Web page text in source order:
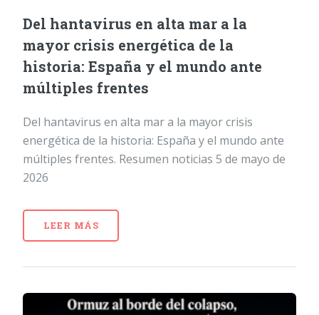
Del hantavirus en alta mar a la
mayor crisis energética de la
historia: España y el mundo ante
múltiples frentes
Del hantavirus en alta mar a la mayor crisis
energética de la historia: España y el mundo ante
múltiples frentes. Resumen noticias 5 de mayo de
2026
LEER MÁS